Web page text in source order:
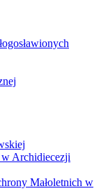
w Archidiecezji
Małoletnich w